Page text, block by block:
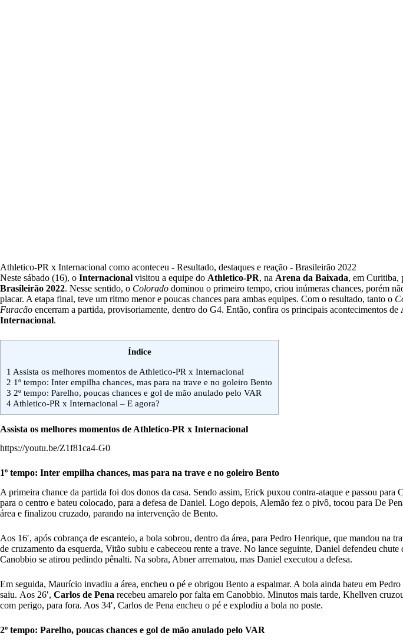
Athletico-PR x Internacional como aconteceu - Resultado, destaques e reação - Brasileirão 2022
Neste sábado (16), o Internacional visitou a equipe do Athletico-PR, na Arena da Baixada, em Curitiba,
Brasileirão 2022. Nesse sentido, o Colorado dominou o primeiro tempo, criou inúmeras chances, porém
placar. A etapa final, teve um ritmo menor e poucas chances para ambas equipes. Com o resultado, tanto o
Furacão encerram a partida, provisoriamente, dentro do G4. Então, confira os principais acontecimentos de
Internacional.
Índice
1 Assista os melhores momentos de Athletico-PR x Internacional
2 1º tempo: Inter empilha chances, mas para na trave e no goleiro Bento
3 2º tempo: Parelho, poucas chances e gol de mão anulado pelo VAR
4 Athletico-PR x Internacional – E agora?
Assista os melhores momentos de Athletico-PR x Internacional
https://youtu.be/Z1f81ca4-G0
1º tempo: Inter empilha chances, mas para na trave e no goleiro Bento
A primeira chance da partida foi dos donos da casa. Sendo assim, Erick puxou contra-ataque e passou para
para o centro e bateu colocado, para a defesa de Daniel. Logo depois, Alemão fez o pivô, tocou para De
área e finalizou cruzado, parando na intervenção de Bento.
Aos 16′, após cobrança de escanteio, a bola sobrou, dentro da área, para Pedro Henrique, que mandou na
de cruzamento da esquerda, Vitão subiu e cabeceou rente a trave. No lance seguinte, Daniel defendeu chute
Canobbio se atirou pedindo pênalti. Na sobra, Abner arrematou, mas Daniel executou a defesa.
Em seguida, Maurício invadiu a área, encheu o pé e obrigou Bento a espalmar. A bola ainda bateu em
saiu. Aos 26′, Carlos de Pena recebeu amarelo por falta em Canobbio. Minutos mais tarde, Khellven
com perigo, para fora. Aos 34′, Carlos de Pena encheu o pé e explodiu a bola no poste.
2º tempo: Parelho, poucas chances e gol de mão anulado pelo VAR